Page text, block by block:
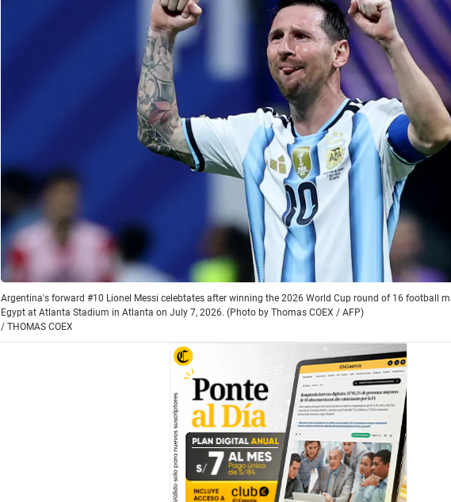
Argentina's forward #10 Lionel Messi celebtates after winning the 2026 World Cup round of 16 football
Egypt at Atlanta Stadium in Atlanta on July 7, 2026. (Photo by Thomas COEX / AFP)
/ THOMAS COEX